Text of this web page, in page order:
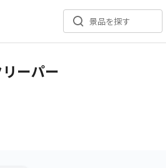
景品を探す
ーパー